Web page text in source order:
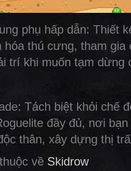
phụ hấp dẫn: Thiết
hóa thú cưng, tham
trí khi muốn tạm dừng
Tách biệt khỏi chế
đầy đủ, nơi
thân, xây dựng thị
về Skidrow